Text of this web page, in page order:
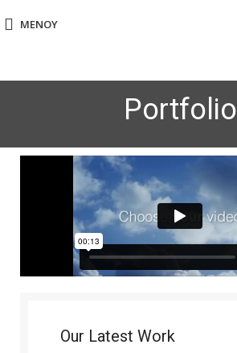
ΜΕΝΟΎ
Portfolio
Our Latest Work